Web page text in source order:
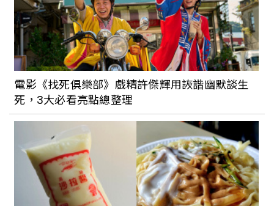
電影《找死俱樂部》戲精許傑輝用詼諧幽默談生
死，3大必看亮點總整理